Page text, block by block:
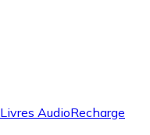
Livres AudioRecharge